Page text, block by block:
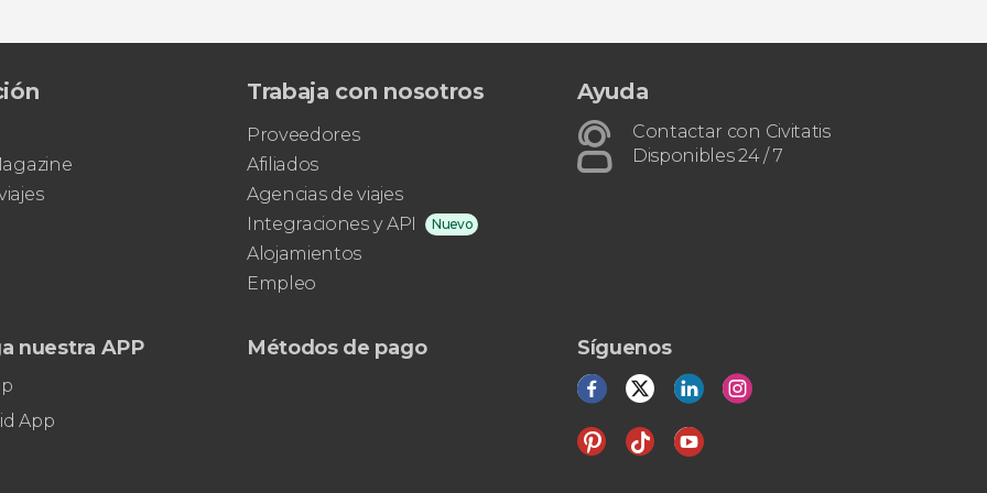
Trabaja con nosotros
Proveedores
Afiliados
Agencias de viajes
Integraciones y API
Nuevo
Alojamientos
Empleo
Ayuda
Contactar con Civitatis
Disponibles 24 / 7
nuestra APP
App
Métodos de pago Síguenos